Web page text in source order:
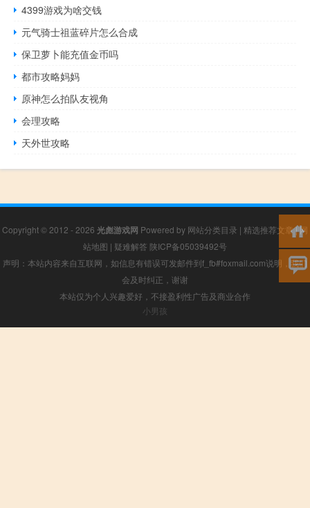
4399游戏为啥交钱
元气骑士祖蓝碎片怎么合成
保卫萝卜能充值金币吗
都市攻略妈妈
原神怎么拍队友视角
会理攻略
天外世攻略
Copyright © 2012 - 2026 光彪游戏网 Powered by 网站分类目录 | 精选推荐文章|网
站地图 | 疑难解答 陕ICP备05039492号
声明：本站内容来自互联网，如信息有错误可发邮件到f_fb#foxmail.com说明，我们
会及时纠正，谢谢
本站仅为个人兴趣爱好，不接盈利性广告及商业合作
小男孩